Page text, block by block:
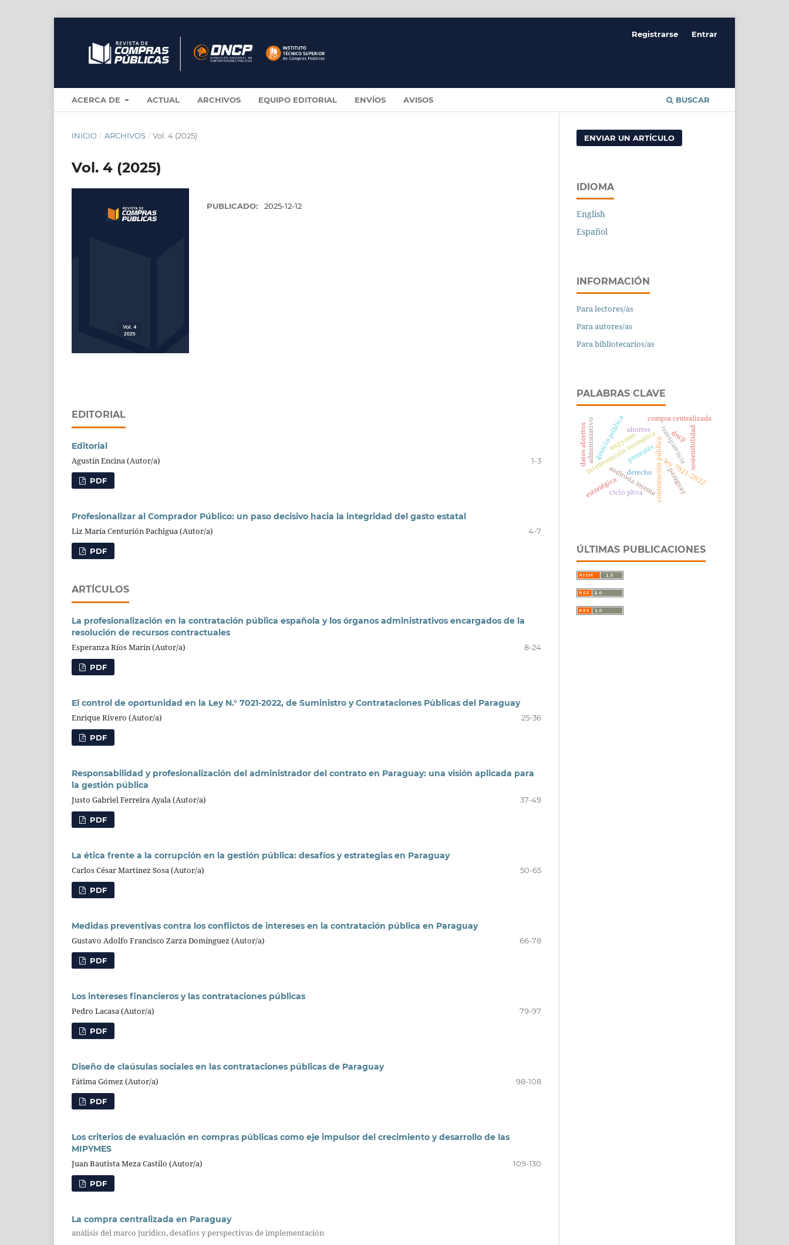
ACERCA DE ACTUAL ARCHIVOS EQUIPO EDITORIAL ENVÍOS AVISOS BUSCAR
Registrarse Entrar
INICIO / ARCHIVOS / Vol. 4 (2025)
Vol. 4 (2025)
PUBLICADO: 2025-12-12
EDITORIAL
Editorial
Agustín Encina (Autor/a)
1-3
PDF
Profesionalizar al Comprador Público: un paso decisivo hacia la integridad del gasto estatal
Liz María Centurión Pachigua (Autor/a)
4-7
PDF
ARTÍCULOS
La profesionalización en la contratación pública española y los órganos administrativos encargados de la
resolución de recursos contractuales
Esperanza Ríos Marín (Autor/a)
8-24
PDF
El control de oportunidad en la Ley N.° 7021-2022, de Suministro y Contrataciones Públicas del Paraguay
Enrique Rivero (Autor/a)
25-36
PDF
Responsabilidad y profesionalización del administrador del contrato en Paraguay: una visión aplicada para
la gestión pública
Justo Gabriel Ferreira Ayala (Autor/a)
37-49
PDF
La ética frente a la corrupción en la gestión pública: desafíos y estrategias en Paraguay
Carlos César Martínez Sosa (Autor/a)
50-65
PDF
Medidas preventivas contra los conflictos de intereses en la contratación pública en Paraguay
Gustavo Adolfo Francisco Zarza Domínguez (Autor/a)
66-78
PDF
Los intereses financieros y las contrataciones públicas
Pedro Lacasa (Autor/a)
79-97
PDF
Diseño de claúsulas sociales en las contrataciones públicas de Paraguay
Fátima Gómez (Autor/a)
98-108
PDF
Los criterios de evaluación en compras públicas como eje impulsor del crecimiento y desarrollo de las
MIPYMES
Juan Bautista Meza Castilo (Autor/a)
109-130
PDF
La compra centralizada en Paraguay
análisis del marco jurídico, desafíos y perspectivas de implementación
ENVIAR UN ARTÍCULO
IDIOMA
English
Español
INFORMACIÓN
Para lectores/as
Para autores/as
Para bibliotecarios/as
PALABRAS CLAVE
contratación pública
dncp
protestas
interpretación normativa
auditoría internaley 7021/2022
transparencia
gestión pública sostenibilidad
paraguay
compra centralizada
estratégica
ahorros
datos abiertos
ciclo phva
derecho
administrativo mipymes
ÚLTIMAS PUBLICACIONES